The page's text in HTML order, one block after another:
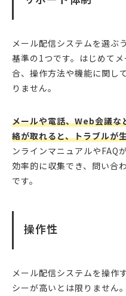
メール配信システムを選ぶ
基準の1つです。はじめて
合、操作方法や機能に関し
りません。
メールや電話、Web会議な
絡が取れると、トラブルが
ンラインマニュアルやFAQ
効率的に収集でき、問い合
です。
操作性
メール配信システムを操作
シーが高いとは限りません